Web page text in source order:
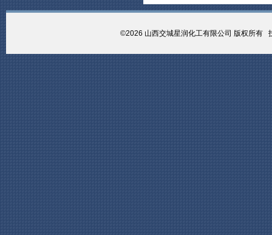
©2026 山西交城星润化工有限公司 版权所有